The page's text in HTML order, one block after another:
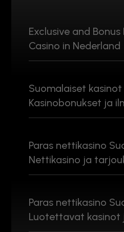
Exclusive and
Casino in Nederland
Suomalaiset kasinot
Kasinobonukset ja
Paras nettikasino
Nettikasino ja
Paras nettikasino
Luotettavat kasinot